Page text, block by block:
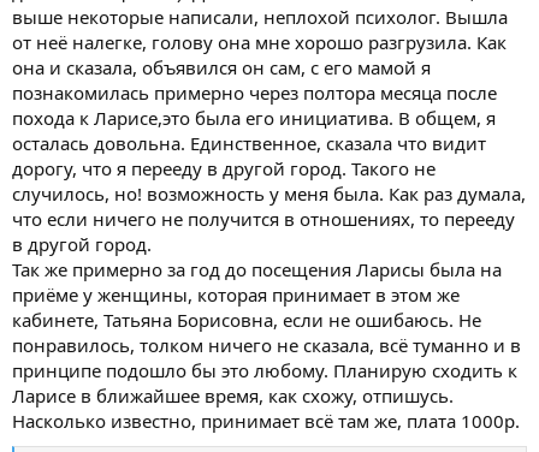
выше некоторые написали, неплохой психолог. Вышла
от неё налегке, голову она мне хорошо разгрузила. Как
она и сказала, объявился он сам, с его мамой я
познакомилась примерно через полтора месяца после
похода к Ларисе,это была его инициатива. В общем, я
осталась довольна. Единственное, сказала что видит
дорогу, что я перееду в другой город. Такого не
случилось, но! возможность у меня была. Как раз думала,
что если ничего не получится в отношениях, то перееду
в другой город.
Так же примерно за год до посещения Ларисы была на
приёме у женщины, которая принимает в этом же
кабинете, Татьяна Борисовна, если не ошибаюсь. Не
понравилось, толком ничего не сказала, всё туманно и в
принципе подошло бы это любому. Планирую сходить к
Ларисе в ближайшее время, как схожу, отпишусь.
Насколько известно, принимает всё там же, плата 1000р.